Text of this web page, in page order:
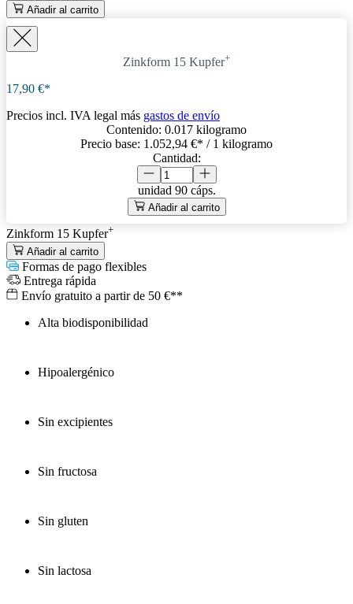
Añadir al carrito
Zinkform 15 Kupfer+
17,90 €*
Precios incl. IVA legal más gastos de envío
Contenido: 0.017 kilogramo
Precio base: 1.052,94 €* / 1 kilogramo
Cantidad:
unidad 90 cáps.
Añadir al carrito
Zinkform 15 Kupfer+
Añadir al carrito
Formas de pago flexibles
Entrega rápida
Envío gratuito a partir de 50 €**
Alta biodisponibilidad
Hipoalergénico
Sin excipientes
Sin fructosa
Sin gluten
Sin lactosa